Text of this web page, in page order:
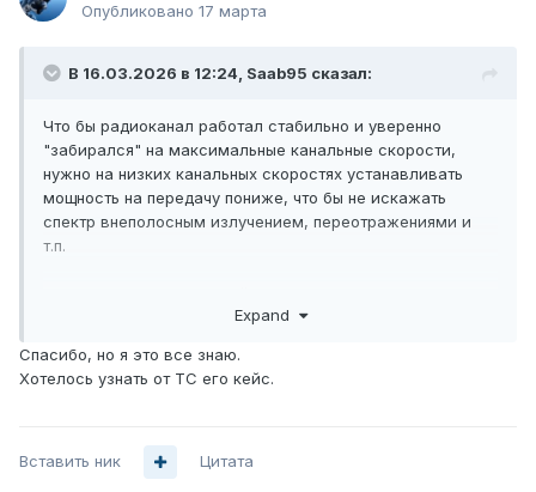
Опубликовано 17 марта
В 16.03.2026 в 12:24, Saab95 сказал:
Что бы радиоканал работал стабильно и уверенно
"забирался" на максимальные канальные скорости,
нужно на низких канальных скоростях устанавливать
мощность на передачу пониже, что бы не искажать
спектр внеполосным излучением, переотражениями и
т.п.
ограничиваем до самой минимальной канальной
уменьшить мощность на передачу на этой скорости до
такого уровня, что бы сигналы стали -70..-75 (зависит от
уже до чуть более высокого уровня (нужно смотреть
Expand
Спасибо, но я это все знаю.
Хотелось узнать от ТС его кейс.
Вставить ник Цитата